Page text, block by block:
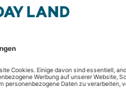
Frühstück